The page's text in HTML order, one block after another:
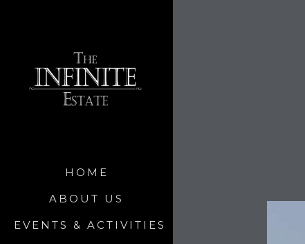
HOME
ABOUT US
EVENTS & ACTIVITIES